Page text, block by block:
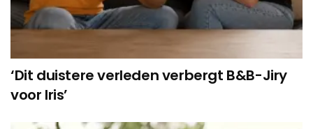
‘Dit duistere verleden verbergt B&B-Jiry
voor Iris’